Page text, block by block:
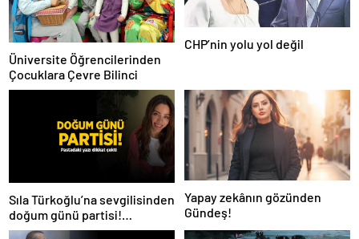
Üniversite Öğrencilerinden
Çocuklara Çevre Bilinci
CHP’nin yolu yol değil
Sıla Türkoğlu’na sevgilisinden
doğum günü partisi!
Pastadaki yazı dikkat çekti
Yapay zekânın gözünden
Gündeş!